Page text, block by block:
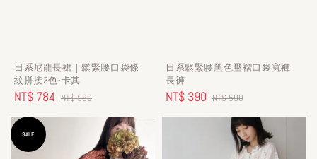
日系尼龍長裙｜鬆緊腰口袋條
紋拼接3色-卡其
Sale
price
NT$ 784 Regular
price
NT$ 980
日系鬆緊腰黑色壓褶口袋寬褲
長褲
Sale
price
NT$ 390 Regular
price
NT$ 590
SALE